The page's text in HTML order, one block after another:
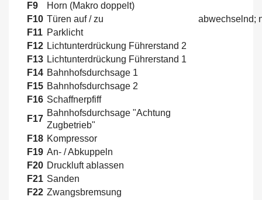
F9
Horn (Makro doppelt)
F10 Türen auf / zu
abwechselnd;
F11 Parklicht
F12 Lichtunterdrückung Führerstand 2
F13 Lichtunterdrückung Führerstand 1
F14 Bahnhofsdurchsage 1
F15 Bahnhofsdurchsage 2
F16 Schaffnerpfiff
F17
Bahnhofsdurchsage "Achtung
Zugbetrieb"
F18 Kompressor
F19 An- / Abkuppeln
F20 Druckluft ablassen
F21 Sanden
F22 Zwangsbremsung